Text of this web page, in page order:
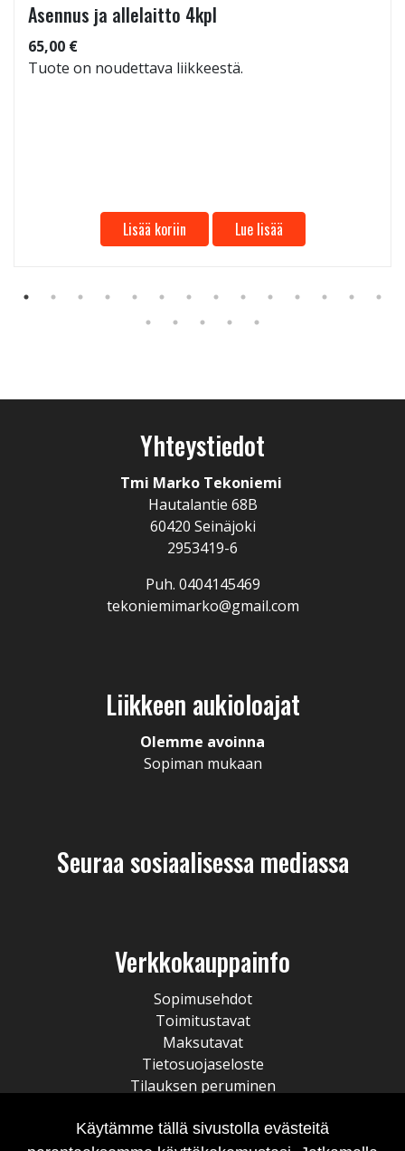
Asennus ja allelaitto 4kpl
65,00 €
Tuote on noudettava liikkeestä.
Lisää koriin Lue lisää
Yhteystiedot
Tmi Marko Tekoniemi
Hautalantie 68B
60420 Seinäjoki
2953419-6
Puh. 0404145469
tekoniemimarko@gmail.com
Liikkeen aukioloajat
Olemme avoinna
Sopiman mukaan
Seuraa sosiaalisessa mediassa
Verkkokauppainfo
Sopimusehdot
Toimitustavat
Maksutavat
Tietosuojaseloste
Tilauksen peruminen
Käytämme tällä sivustolla evästeitä